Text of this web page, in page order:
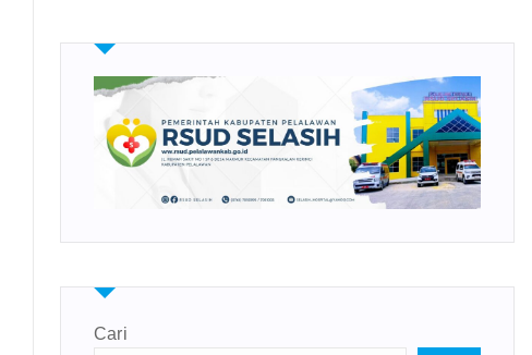
Cari